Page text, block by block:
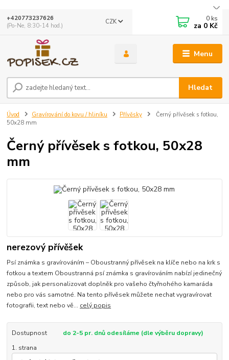
Menu
CZK
Hledat
+420773237626
(Po-Ne, 8:30-14 hod.)
0 ks
za 0 Kč
Úvod Gravírování do kovu / hliníku Přívěsky
Černý přívěsek s fotkou,
50x28 mm
Černý přívěsek s fotkou, 50x28
mm
nerezový přívěšek
Psí známka s gravírováním – Oboustranný přívěsek na klíče nebo na krk s
fotkou a textem Oboustranná psí známka s gravírováním nabízí jedinečný
způsob, jak personalizovat doplněk pro vašeho čtyřnohého kamaráda
nebo pro vás samotné. Na tento přívěsek můžete nechat vygravírovat
fotografii, text nebo vě... celý popis
Dostupnost
do 2-5 pr. dnů odesíláme (dle výběru dopravy)
1. strana